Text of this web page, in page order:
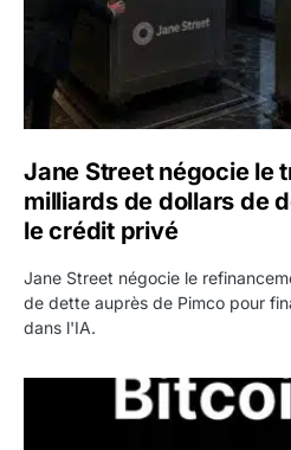
Jane Street négocie le
milliards de dollars de
le crédit privé
Jane Street négocie le
de dette auprès de Pimco pour
dans l'IA.
Bitcoin stagne à 64 000